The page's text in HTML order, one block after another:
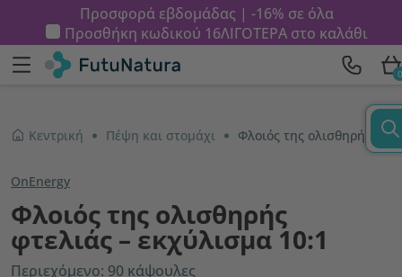
Προσφορά εβδομάδας | -16% σε όλα
Προσθήκη κωδικού 16ΛΙΓΟΤΕΡΑστο καλάθι
0
Κεντρική Πέψη και στομάχι Φλοιός της ολισθηρής φτελιάς – εκχύλισμα 10:1
OnEnergy
Φλοιός της ολισθηρής
φτελιάς – εκχύλισμα 10:1
Περιεχόμενο: 90 κάψουλες